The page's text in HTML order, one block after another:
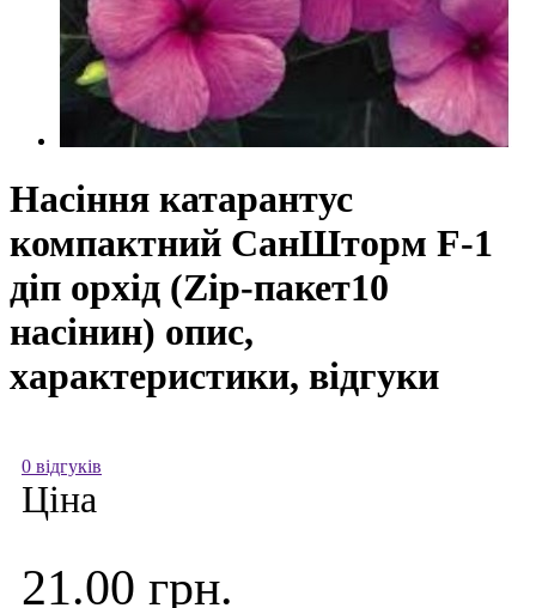
Насіння катарантус
компактний СанШторм F-1
діп орхід (Zip-пакет10
насінин) опис,
характеристики, відгуки
0 відгуків
Ціна
21.00 грн.